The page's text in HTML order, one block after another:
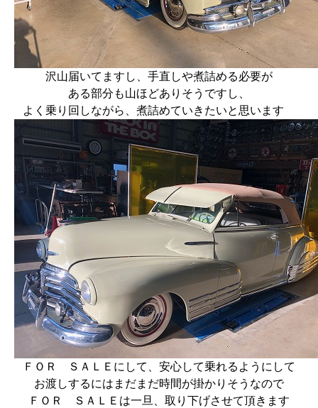
沢山届いてますし、手直しや煮詰める必要が
ある部分も山ほどありそうですし、
よく乗り回しながら、煮詰めていきたいと思います
ＦＯＲ ＳＡＬＥにして、安心して乗れるようにして
お渡しするにはまだまだ時間が掛かりそうなので
ＦＯＲ ＳＡＬＥは一旦、取り下げさせて頂きます